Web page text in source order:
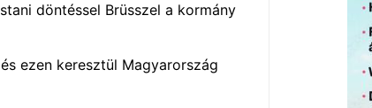
döntéssel Brüsszel a kormány
ezen keresztül Magyarország